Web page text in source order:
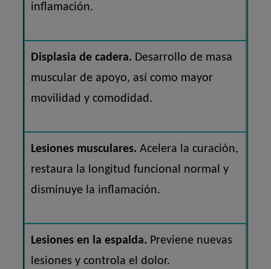
inflamación.
Displasia de cadera. Desarrollo de masa
muscular de apoyo, así como mayor
movilidad y comodidad.
Lesiones musculares. Acelera la curación,
restaura la longitud funcional normal y
disminuye la inflamación.
Lesiones en la espalda. Previene nuevas
lesiones y controla el dolor.